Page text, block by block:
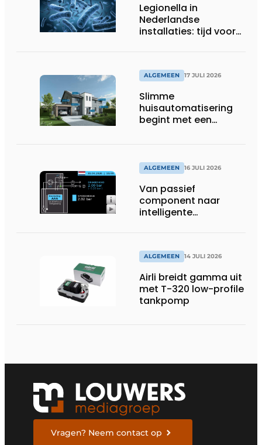
Legionella in
Nederlandse
installaties: tijd voor
ALGEMEEN 17 JULI 2026
Slimme
huisautomatisering
begint met een
ALGEMEEN 16 JULI 2026
Van passief
component naar
intelligente
op gesloten druk
systemen
ALGEMEEN 14 JULI 2026
Airli breidt gamma uit
met T-320 low-profile
tankpomp
Vragen? Neem contact op